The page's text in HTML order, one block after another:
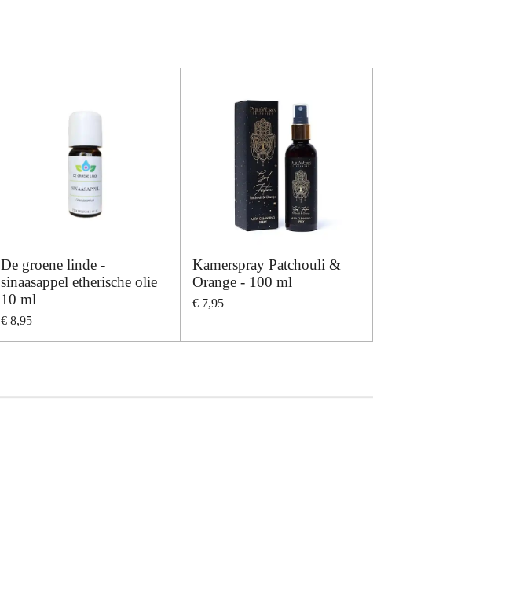
De groene linde -
sinaasappel etherische olie
10 ml
€ 8,95
Kamerspray Patchouli &
Orange - 100 ml
€ 7,95